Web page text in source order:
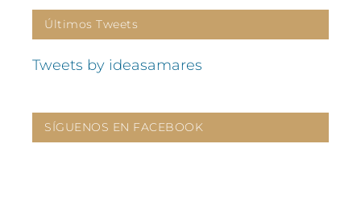
Últimos Tweets
Tweets by ideasamares
SÍGUENOS EN FACEBOOK